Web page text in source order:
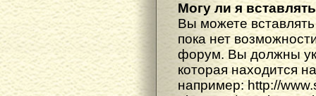
Могу ли я
Вы можете
пока нет
форум. Вы должны
которая находится
например: http://